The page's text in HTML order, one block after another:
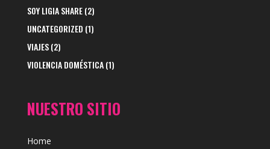
SOY LIGIA SHARE(2)
UNCATEGORIZED (1)
VIAJES(2)
VIOLENCIA DOMÉSTICA(1)
NUESTRO SITIO
Home